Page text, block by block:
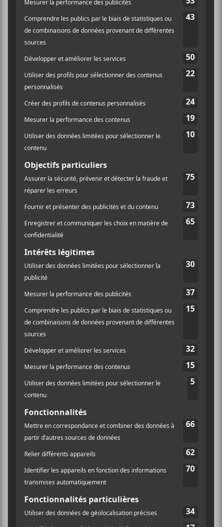
Black Country, New Roada publié le message
d’Isaac Wood sur leur compte Twitter le 31 janvier
2022. « Bonjour à tous, j’ai une mauvaise nouvelle,
qui est que je me sens triste et effrayé à la fois. J’ai
essayé de faire en sorte que cela ne soit pas réel, mais il
s’agit de ce genre de sentiment de tristesse et de peur
qui rend la pratique du chant et de la guitare difficile.
» C’est ainsi que le message du chanteur et guitariste
du groupe commence.
Il annonce ainsi quitter le groupe, mais non pas à
cause d’une mésentente. Il a indiqué que les autres
membres du groupe sont « les plus belles personnes
que je connaisse, qui sont et ont toujours été
merveilleuses de la façon la plus étincelante qui soit. »
We have some news to share concerning the
future of the band. Please read on for
information on upcoming shows, but it seems
right to pass on this message from Isaac first
pic.twitter.com/3HHmSwBDQj
— BlackCountry,NewRoad (@BCNRband)January 31,
2022
Black Country, New Roadfera paraître un second
album le 4 février 2022. Dans un message également
publié sur Twitter suite à celui du chanteur, le groupe
a tenu à confirmer à leurs fans qu’il continuera à faire
de la musique. « Bien qu’Isaac ne fasse plus partie du
groupe, le reste d’entre nous continuera à faire de la
musique ensemble sous le nom de Black Country,
New Road. En fait, nous avons même déjà commencé
à travailler sur la suite », peut-on lire dans le message
du groupe sur Twitter.
Cependant, le groupe a dû se contraindre à annuler